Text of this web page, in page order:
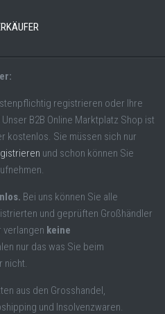
registrieren oder Ihre
B2B Online Marktplatz Shop ist
kostenlos. Sie müssen sich nur
und schon können Sie
Bei uns können Sie alle
und geprüften Großhändler
verlangen keine
nur das was Sie beim
nicht.
aus den Grosshandel,
und Insolvenzwaren.